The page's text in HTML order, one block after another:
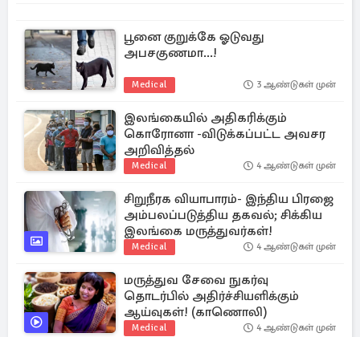
பூனை குறுக்கே ஓடுவது
அபசகுணமா...!
Medical 3 ஆண்டுகள் முன்
இலங்கையில் அதிகரிக்கும்
கொரோனா -விடுக்கப்பட்ட அவசர
அறிவித்தல்
Medical 4 ஆண்டுகள் முன்
சிறுநீரக வியாபாரம்- இந்திய பிரஜை
அம்பலப்படுத்திய தகவல்; சிக்கிய
இலங்கை மருத்துவர்கள்!
Medical 4 ஆண்டுகள் முன்
மருத்துவ சேவை நுகர்வு
தொடர்பில் அதிர்ச்சியளிக்கும்
ஆய்வுகள்! (காணொலி)
Medical 4 ஆண்டுகள் முன்